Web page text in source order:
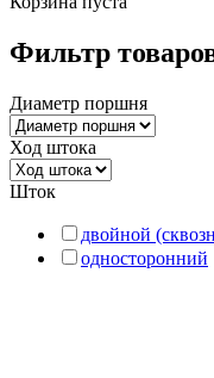
Фильтр
Диаметр поршня
Ход штока
Шток
двойной
односторонний